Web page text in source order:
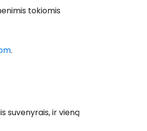
tokiomis
.
suvenyrais, ir vieną